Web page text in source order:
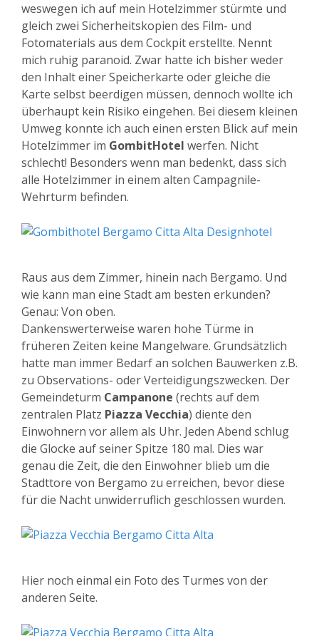
weswegen ich auf mein Hotelzimmer stürmte und
gleich zwei Sicherheitskopien des Film- und
Fotomaterials aus dem Cockpit erstellte. Nennt
mich ruhig paranoid. Zwar hatte ich bisher weder
den Inhalt einer Speicherkarte oder gleiche die
Karte selbst beerdigen müssen, dennoch wollte ich
überhaupt kein Risiko eingehen. Bei diesem kleinen
Umweg konnte ich auch einen ersten Blick auf mein
Hotelzimmer im GombitHotel werfen. Nicht
schlecht! Besonders wenn man bedenkt, dass sich
alle Hotelzimmer in einem alten Campagnile-
Wehrturm befinden.
Raus aus dem Zimmer, hinein nach Bergamo. Und
wie kann man eine Stadt am besten erkunden?
Genau: Von oben.
Dankenswerterweise waren hohe Türme in
früheren Zeiten keine Mangelware. Grundsätzlich
hatte man immer Bedarf an solchen Bauwerken z.B.
zu Observations- oder Verteidigungszwecken. Der
Gemeindeturm Campanone (rechts auf dem
zentralen Platz Piazza Vecchia) diente den
Einwohnern vor allem als Uhr. Jeden Abend schlug
die Glocke auf seiner Spitze 180 mal. Dies war
genau die Zeit, die den Einwohner blieb um die
Stadttore von Bergamo zu erreichen, bevor diese
für die Nacht unwiderruflich geschlossen wurden.
Hier noch einmal ein Foto des Turmes von der
anderen Seite.